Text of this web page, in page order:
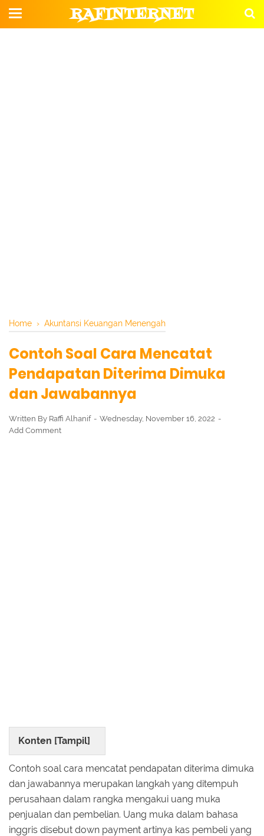
RAFINTERNET
Home › Akuntansi Keuangan Menengah
Contoh Soal Cara Mencatat
Pendapatan Diterima Dimuka
dan Jawabannya
Written By Raffi Alhanif
Wednesday, November 16, 2022
Add Comment
Konten [Tampil]
Contoh soal cara mencatat pendapatan diterima dimuka
dan jawabannya merupakan langkah yang ditempuh
perusahaan dalam rangka mengakui uang muka
penjualan dan pembelian. Uang muka dalam bahasa
inggris disebut down payment artinya kas pembeli yang